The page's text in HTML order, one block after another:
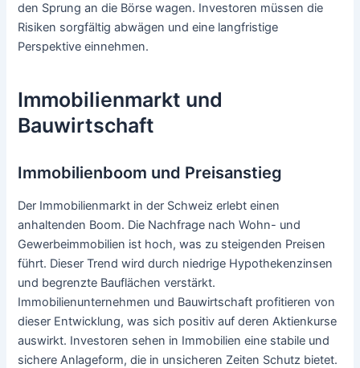
den Sprung an die Börse wagen. Investoren müssen die
Risiken sorgfältig abwägen und eine langfristige
Perspektive einnehmen.
Immobilienmarkt und
Bauwirtschaft
Immobilienboom und Preisanstieg
Der Immobilienmarkt in der Schweiz erlebt einen
anhaltenden Boom. Die Nachfrage nach Wohn- und
Gewerbeimmobilien ist hoch, was zu steigenden Preisen
führt. Dieser Trend wird durch niedrige Hypothekenzinsen
und begrenzte Bauflächen verstärkt.
Immobilienunternehmen und Bauwirtschaft profitieren von
dieser Entwicklung, was sich positiv auf deren Aktienkurse
auswirkt. Investoren sehen in Immobilien eine stabile und
sichere Anlageform, die in unsicheren Zeiten Schutz bietet.